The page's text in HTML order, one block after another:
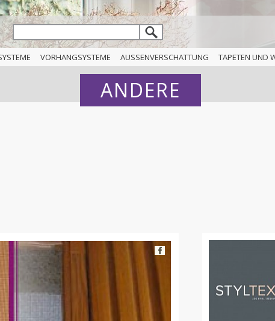
VORHANGSYSTEME AUSSENVERSCHATTUNG TAPETEN UND
ANDERE